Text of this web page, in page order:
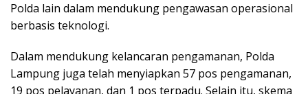
Polda lain dalam mendukung pengawasan operasional
berbasis teknologi.
Dalam mendukung kelancaran pengamanan, Polda
Lampung juga telah menyiapkan 57 pos pengamanan,
19 pos pelayanan, dan 1 pos terpadu. Selain itu, skema